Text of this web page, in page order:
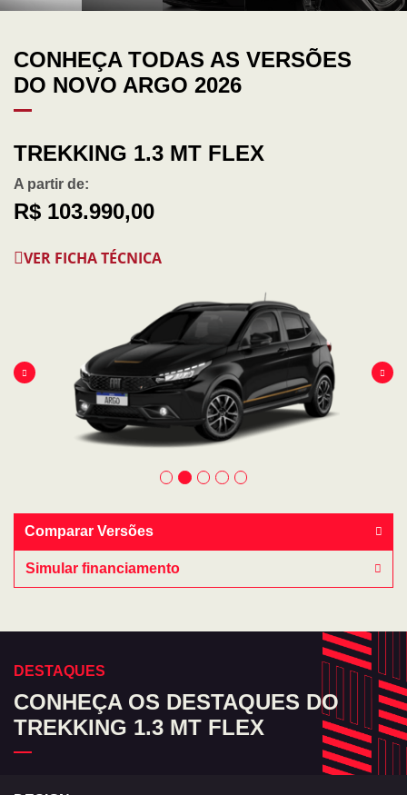
CONHEÇA TODAS AS VERSÕES
DO NOVO ARGO 2026
TREKKING 1.3 MT FLEX
A partir de:
R$ 103.990,00
VER FICHA TÉCNICA
Comparar Versões
Simular financiamento
DESTAQUES
CONHEÇA OS DESTAQUES DO
TREKKING 1.3 MT FLEX